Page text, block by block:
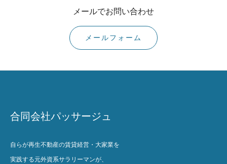
メールでお問い合わせ
メールフォーム
合同会社パッサージュ
自らが再生不動産の賃貸経営・大家業を
実践する元外資系サラリーマンが、